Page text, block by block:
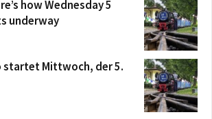
how Wednesday 5
underway
startet Mittwoch, der 5.